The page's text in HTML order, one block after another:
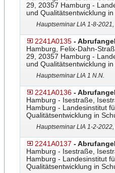
29, 20357 Hamburg -
und Qualitätsentwicklung in
Hauptseminar LIA 1-8-
2241A0135 -
Hamburg, Felix-Dahn-
29, 20357 Hamburg -
und Qualitätsentwicklung in
Hauptseminar LIA 1 N.N.
2241A0136 -
Hamburg - Isestraße,
Hamburg - Landesinstitut
Qualitätsentwicklung in
Hauptseminar LIA 1-2-
2241A0137 -
Hamburg - Isestraße,
Hamburg - Landesinstitut
Qualitätsentwicklung in